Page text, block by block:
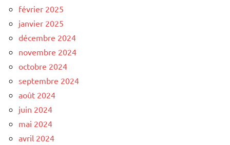
février 2025
janvier 2025
décembre 2024
novembre 2024
octobre 2024
septembre 2024
août 2024
juin 2024
mai 2024
avril 2024